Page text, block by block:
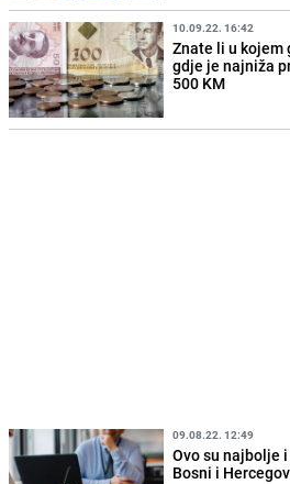
10.09.22. 16:42
Znate li u kojem
gdje je najniža
500 KM
09.08.22. 12:49
Ovo su najbolje
Bosni i